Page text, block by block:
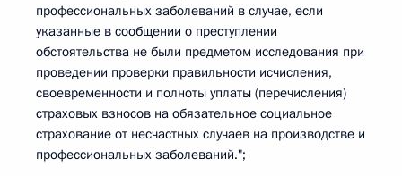
профессиональных заболеваний в случае, если
указанные в сообщении о преступлении
обстоятельства не были предметом исследования при
проведении проверки правильности исчисления,
своевременности и полноты уплаты (перечисления)
страховых взносов на обязательное социальное
страхование от несчастных случаев на производстве и
профессиональных заболеваний.";